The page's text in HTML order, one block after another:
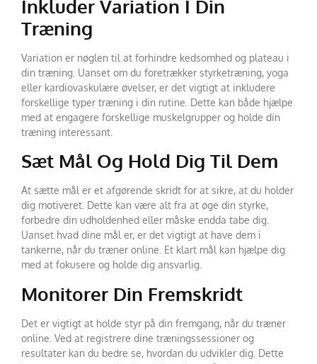
Inkluder Variation I Din
Træning
Variation er nøglen til at forhindre kedsomhed og plateau i
din træning. Uanset om du foretrækker styrketræning, yoga
eller kardiovaskulære øvelser, er det vigtigt at inkludere
forskellige typer træning i din rutine. Dette kan både hjælpe
med at engagere forskellige muskelgrupper og holde din
træning interessant.
Sæt Mål Og Hold Dig Til Dem
At sætte mål er et afgørende skridt for at sikre, at du holder
dig motiveret. Dette kan være alt fra at øge din styrke,
forbedre din udholdenhed eller måske endda tabe dig.
Uanset hvad dine mål er, er det vigtigt at have dem i
tankerne, når du træner online. Et klart mål kan hjælpe dig
med at fokusere og holde dig ansvarlig.
Monitorer Din Fremskridt
Det er vigtigt at holde styr på din fremgang, når du træner
online. Ved at registrere dine træningssessioner og
resultater kan du bedre se, hvordan du udvikler dig. Dette